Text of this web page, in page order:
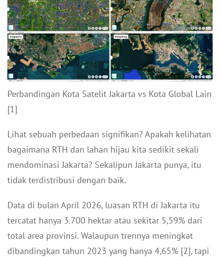
Perbandingan Kota Satelit Jakarta vs Kota Global Lain
[1]
Lihat sebuah perbedaan signifikan? Apakah kelihatan
bagaimana RTH dan lahan hijau kita sedikit sekali
mendominasi Jakarta? Sekalipun Jakarta punya, itu
tidak terdistribusi dengan baik.
Data di bulan April 2026, luasan RTH di Jakarta itu
tercatat hanya 3.700 hektar atau sekitar 5,59% dari
total area provinsi. Walaupun trennya meningkat
dibandingkan tahun 2023 yang hanya 4,65% [2], tapi